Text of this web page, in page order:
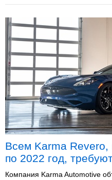
Всем Karma
по 2022 год,
Компания Karma Automotive